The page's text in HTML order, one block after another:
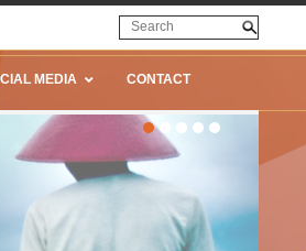
MEDIA CONTACT